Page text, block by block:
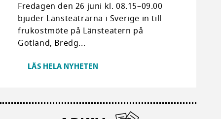
Fredagen den 26 juni kl. 08.15–09.00
bjuder Länsteatrarna i Sverige in till
frukostmöte på Länsteatern på
Gotland, Bredg...
LÄS HELA NYHETEN